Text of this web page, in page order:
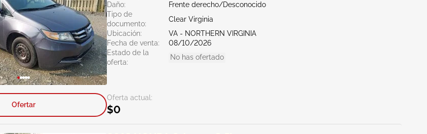
Daño:
Frente derecho/Desconocido
Tipo de
documento:
Clear Virginia
Ubicación:
VA - NORTHERN VIRGINIA
Fecha de venta:
08/10/2026
Estado de la
oferta:
No has ofertado
Oferta actual:
$0
Ofertar